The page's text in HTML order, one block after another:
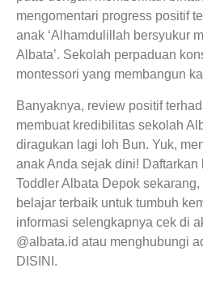
mengomentari progress positif
anak ‘Alhamdulillah bersyukur
Albata’. Sekolah perpaduan
montessori yang membangun
Banyaknya, review positif
membuat kredibilitas sekolah
diragukan lagi loh Bun. Yuk,
anak Anda sejak dini!
Toddler Albata Depok
belajar terbaik untuk tumbuh
informasi selengkapnya cek di
@albata.id atau menghubungi
DISINI.